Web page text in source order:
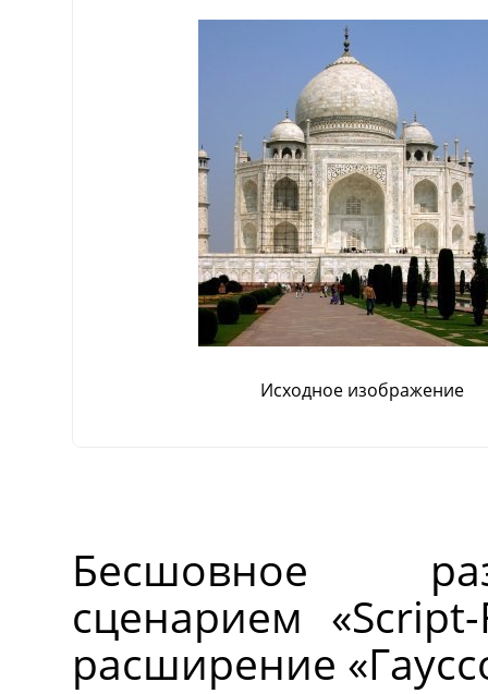
Исходное изображение
Бесшовное
сценарием «
расширение «